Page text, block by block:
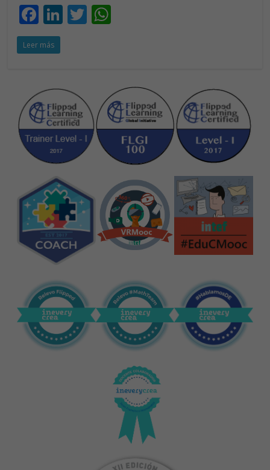
F
ac
e
o
o
k
Li
n
dI
n
T
w
A
p
p
Leer más